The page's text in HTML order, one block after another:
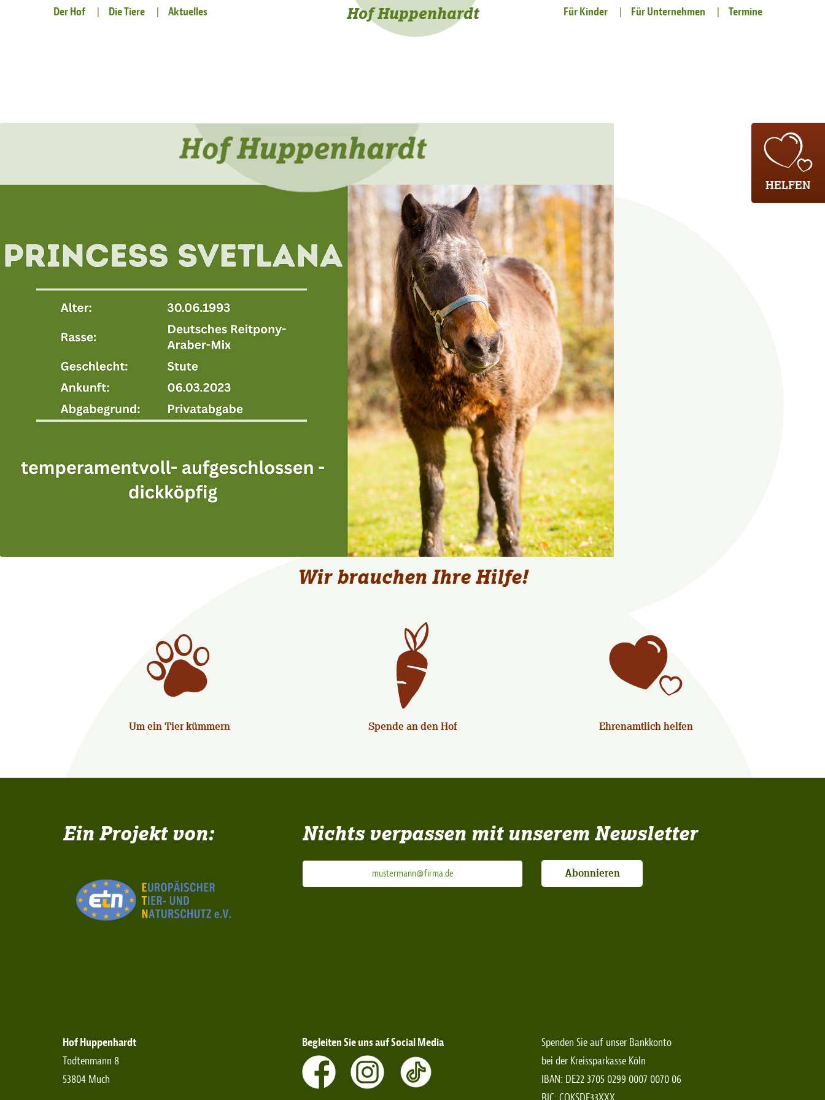
Der Hof Die Tiere Aktuelles Hof Huppenhardt Für Kinder Für Unternehmen Termine
HELFEN
Wir brauchen Ihre Hilfe!
Um ein Tier kümmern Spende an den Hof Ehrenamtlich helfen
Ein Projekt von: Nichts verpassen mit unserem Newsletter
Abonnieren
Hof Huppenhardt
Todtenmann 8
53804 Much
Begleiten Sie uns auf Social Media
Spenden Sie auf unser Bankkonto
bei der Kreissparkasse Köln
IBAN: DE22 3705 0299 0007 0070 06